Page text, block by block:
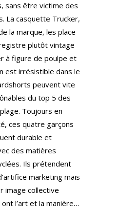
sans être victime des
La casquette Trucker,
la marque, les place
plutôt vintage
à figure de poulpe et
est irrésistible dans le
peuvent vite
du top 5 des
Toujours en
ces quatre garçons
durable et
des matières
Ils prétendent
marketing mais
image collective
l’art et la manière…